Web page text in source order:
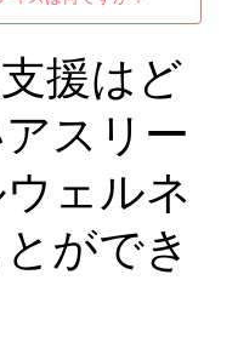
援はど
スリー
ェルネ
ができ